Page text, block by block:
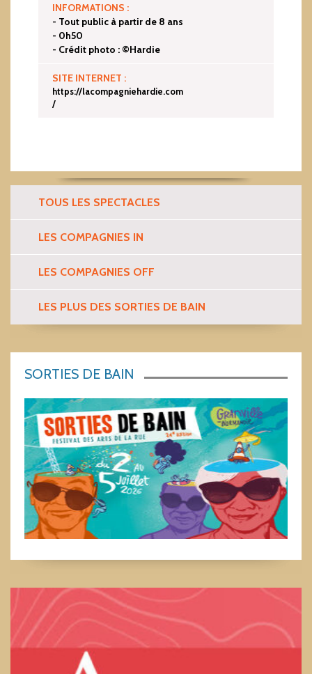
INFORMATIONS :
- Tout public à partir de 8 ans
- 0h50
- Crédit photo : ©Hardie
SITE INTERNET :
https://lacompagniehardie.com
/
TOUS LES SPECTACLES
LES COMPAGNIES IN
LES COMPAGNIES OFF
LES PLUS DES SORTIES DE BAIN
SORTIES DE BAIN